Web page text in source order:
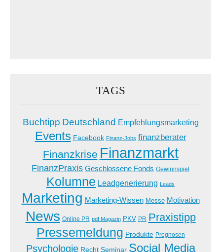
TAGS
Buchtipp Deutschland Empfehlungsmarketing
Events Facebook Finanz-Jobs finanzberater
Finanzkrise Finanzmarkt
FinanzPraxis Geschlossene Fonds Gewinnspiel
Kolumne Leadgenerierung Leads
Marketing Marketing-Wissen Messe Motivation
News Online PR pdf Magazin PKV PR Praxistipp
Pressemeldung Produkte Prognosen
Psychologie Recht Seminar Social Media